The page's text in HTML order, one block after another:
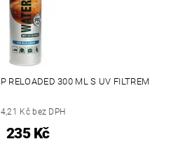
RELOADED 300 ML S UV FILTREM
Kč bez DPH
235 Kč